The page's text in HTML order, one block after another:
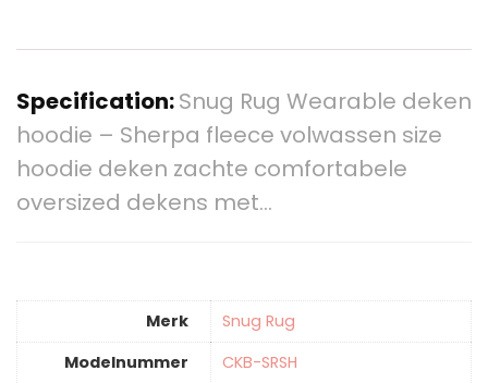
Specification:Snug Rug Wearable deken
hoodie – Sherpa fleece volwassen size
hoodie deken zachte comfortabele
oversized dekens met…
Merk
‎Snug Rug
Modelnummer
‎CKB-SRSH